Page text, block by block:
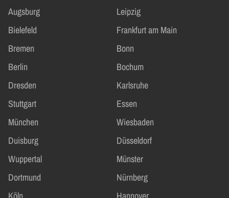
Augsburg
Leipzig
Bielefeld
Frankfurt am Main
Bremen
Bonn
Berlin
Bochum
Dresden
Karlsruhe
Stuttgart
Essen
München
Wiesbaden
Duisburg
Düsseldorf
Wuppertal
Münster
Dortmund
Nürnberg